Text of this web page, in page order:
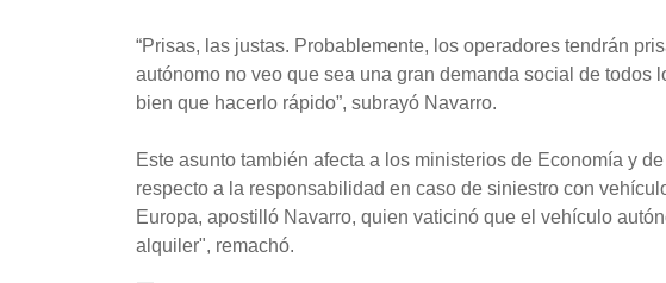
“Prisas, las justas. Probablemente, los operadores tendrán
autónomo no veo que sea una gran demanda social de
bien que hacerlo rápido”, subrayó Navarro.
Este asunto también afecta a los ministerios de Economía y
respecto a la responsabilidad en caso de siniestro con
Europa, apostilló Navarro, quien vaticinó que el vehículo
alquiler", remachó.